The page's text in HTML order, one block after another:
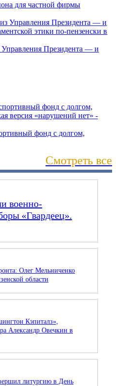
для частной фирмы
Президента — и
фонд с долгом,
Смотреть все
военно-
«Гвардеец».
Олег Мельниченко
области
Кэпиталз»,
Александр Овечкин в
литургию в День